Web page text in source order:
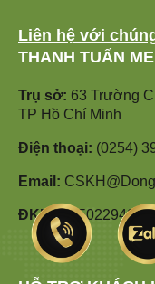
Liên hệ với
THANH TUẤN
Trụ sở: 63 Trường
TP Hồ Chí Minh
Điện thoại: (0254)
Email:
ĐKKD: 3502294912